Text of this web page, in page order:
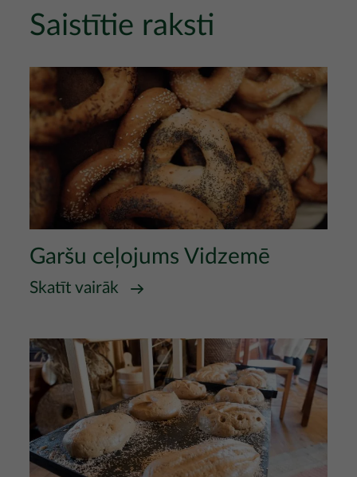
Saistītie raksti
Garšu ceļojums Vidzemē
Skatīt vairāk
Attēls